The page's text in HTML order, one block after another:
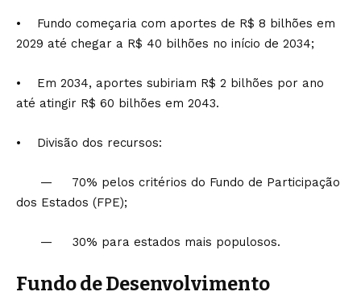
• Fundo começaria com aportes de R$ 8 bilhões em
2029 até chegar a R$ 40 bilhões no início de 2034;
• Em 2034, aportes subiriam R$ 2 bilhões por ano
até atingir R$ 60 bilhões em 2043.
• Divisão dos recursos:
— 70% pelos critérios do Fundo de Participação
dos Estados (FPE);
— 30% para estados mais populosos.
Fundo de Desenvolvimento